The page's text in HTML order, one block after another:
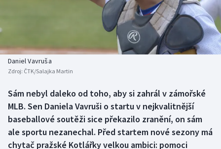
Boby a skeleton
Box
Curling
Dostihy
AZ kvíz
Daniel Vavruša
Zdroj: ČTK/Salajka Martin
Sám nebyl daleko od toho, aby si zahrál v zámořské
MLB. Sen Daniela Vavruši o startu v nejkvalitnější
baseballové soutěži sice překazilo zranění, on sám
ale sportu nezanechal. Před startem nové sezony má
chytač pražské Kotlářky velkou ambici: pomoci